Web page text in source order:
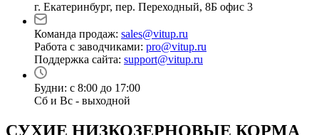
г. Екатеринбург, пер. Переходный, 8Б офис 3
Команда продаж: sales@vitup.ru
Работа с заводчиками: pro@vitup.ru
Поддержка сайта: support@vitup.ru
Будни: с 8:00 до 17:00
Сб и Вс - выходной
СУХИЕ НИЗКОЗЕРНОВЫЕ КОРМА